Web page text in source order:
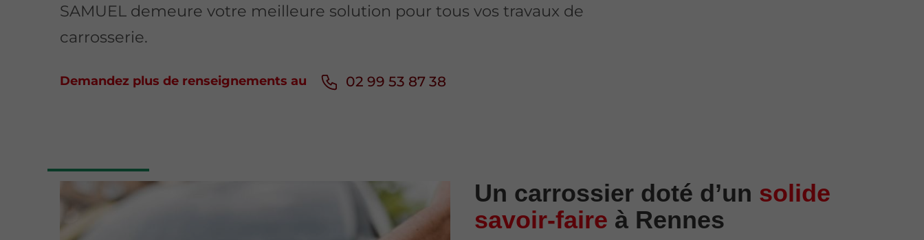
SAMUEL demeure votre meilleure solution pour tous vos travaux de
carrosserie.
Demandez plus de renseignements au 02 99 53 87 38
Un carrossier doté d’un solide
savoir-faire à Rennes